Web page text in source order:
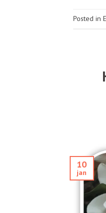
Posted in
10
jan